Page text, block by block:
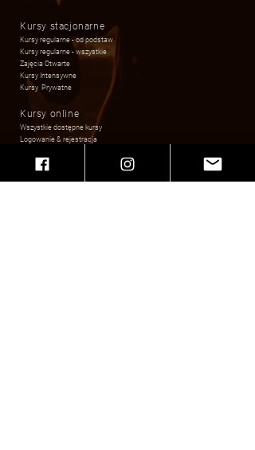
Kursy stacjonarne
Kursy regularne - od podstaw
Kursy regularne - wszystkie
Zajęcia Otwarte
Kursy Intensywne
Kursy Prywatne
Kursy online
Wszystkie dostępne kursy
Logowanie & rejestracja